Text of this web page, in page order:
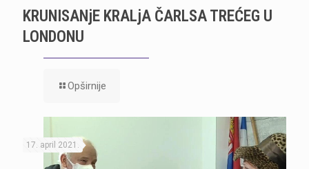
KRUNISANjE KRALjA ČARLSA TREĆEG U
LONDONU
Opširnije
17. april 2021.